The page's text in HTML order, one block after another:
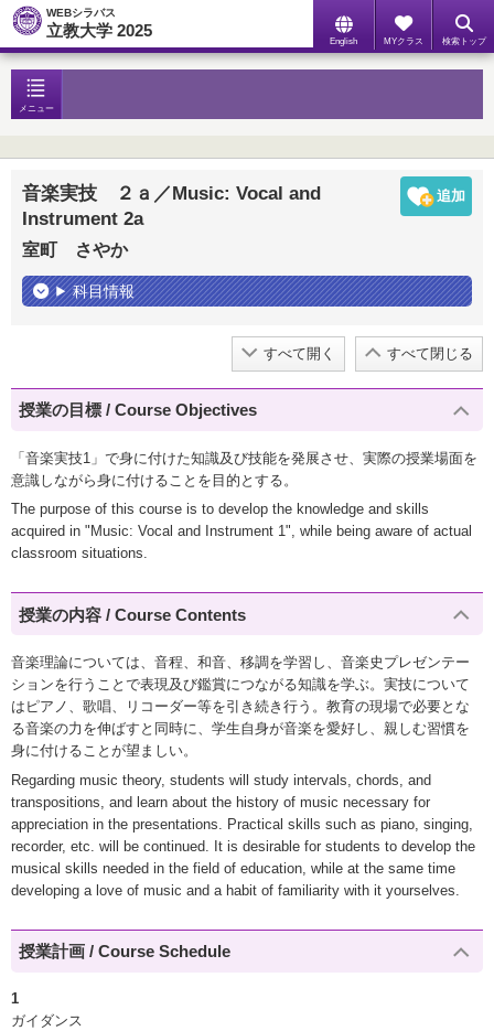
WEBシラバス
立教大学 2025
English MYクラス 検索トップ
メニュー
音楽実技 ２ａ／Music: Vocal and
Instrument 2a
室町 さやか
科目情報
すべて開く すべて閉じる
授業の目標 / Course Objectives
「音楽実技1」で身に付けた知識及び技能を発展させ、実際の授業場面を
意識しながら身に付けることを目的とする。
The purpose of this course is to develop the knowledge and skills
acquired in "Music: Vocal and Instrument 1", while being aware of actual
classroom situations.
授業の内容 / Course Contents
音楽理論については、音程、和音、移調を学習し、音楽史プレゼンテー
ションを行うことで表現及び鑑賞につながる知識を学ぶ。実技について
はピアノ、歌唱、リコーダー等を引き続き行う。教育の現場で必要とな
る音楽の力を伸ばすと同時に、学生自身が音楽を愛好し、親しむ習慣を
身に付けることが望ましい。
Regarding music theory, students will study intervals, chords, and
transpositions, and learn about the history of music necessary for
appreciation in the presentations. Practical skills such as piano, singing,
recorder, etc. will be continued. It is desirable for students to develop the
musical skills needed in the field of education, while at the same time
developing a love of music and a habit of familiarity with it yourselves.
授業計画 / Course Schedule
1
ガイダンス